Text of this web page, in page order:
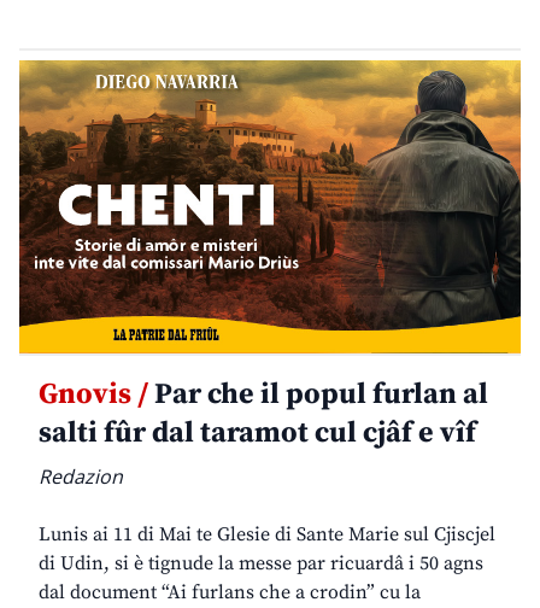
Gnovis /Par che il popul furlan al
salti fûr dal taramot cul cjâf e vîf
Redazion
Lunis ai 11 di Mai te Glesie di Sante Marie sul Cjiscjel
di Udin, si è tignude la messe par ricuardâ i 50 agns
dal document “Ai furlans che a crodin” cu la